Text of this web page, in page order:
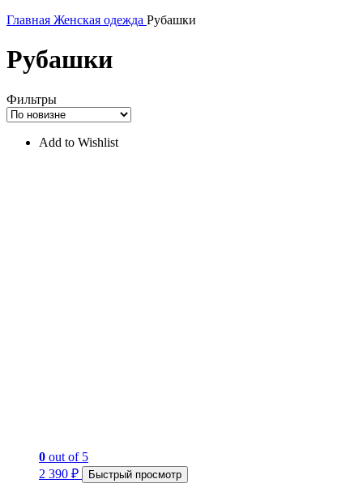
Главная Женская одежда Рубашки
Рубашки
Фильтры
Add to Wishlist
0 out of 5
2 390 ₽ Быстрый просмотр